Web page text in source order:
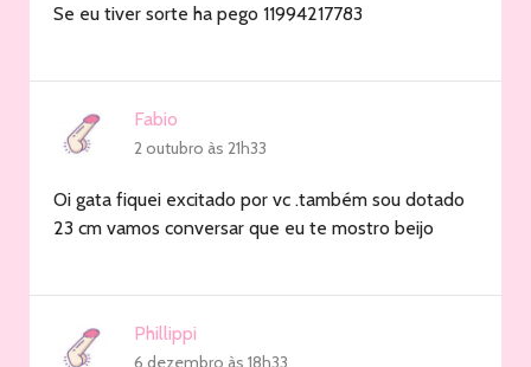
Se eu tiver sorte ha pego 11994217783
Fabio
2 outubro às 21h33
Oi gata fiquei excitado por vc .também sou dotado
23 cm vamos conversar que eu te mostro beijo
Phillippi
6 dezembro às 18h33